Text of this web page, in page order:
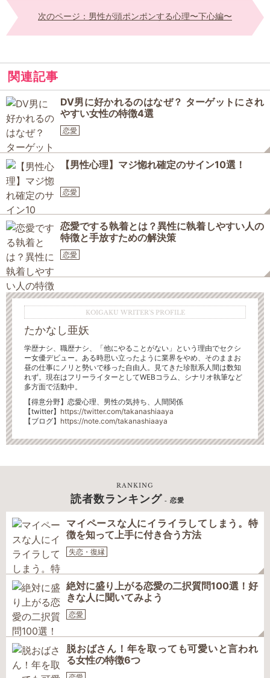
次のページ：男性が頭ポンポンする心理〜下心編〜
関連記事
DV男に好かれるのはなぜ？ ターゲットにされ
やすい女性の特徴4選
恋愛
【男性心理】マジ惚れ確定のサイン10選！
恋愛
恋愛でする執着とは？異性に執着しやすい人の
特徴と手放すための解決策
恋愛
KOIGAKU WRITER'S PROFILE
たかなし亜妖
学歴ナシ、職歴ナシ、「他にやることがない」という理由でセクシ
ー女優デビュー。ある時思い立ったように業界をやめ、そのままお
昼の仕事にノリと勢いで移った自由人。見てきた珍獣系人間は数知
れず。現在はフリーライターとしてWEBコラム、シナリオ執筆など
多方面で活動中。
【得意分野】恋愛心理、男性の気持ち、人間関係
【twitter】 https://twitter.com/takanashiaaya
【ブログ】 https://note.com/takanashiaaya
RANKING
読者数ランキング - 恋愛
マイペースな人にイライラしてしまう。特
徴を知って上手に付き合う方法
失恋・復縁
絶対に盛り上がる恋愛の二択質問100選！好
きな人に聞いてみよう
恋愛
脱おばさん！年を取っても可愛いと言われ
る女性の特徴6つ